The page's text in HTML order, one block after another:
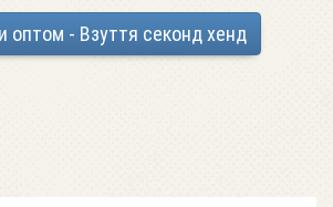
оптом - Взуття секонд хенд